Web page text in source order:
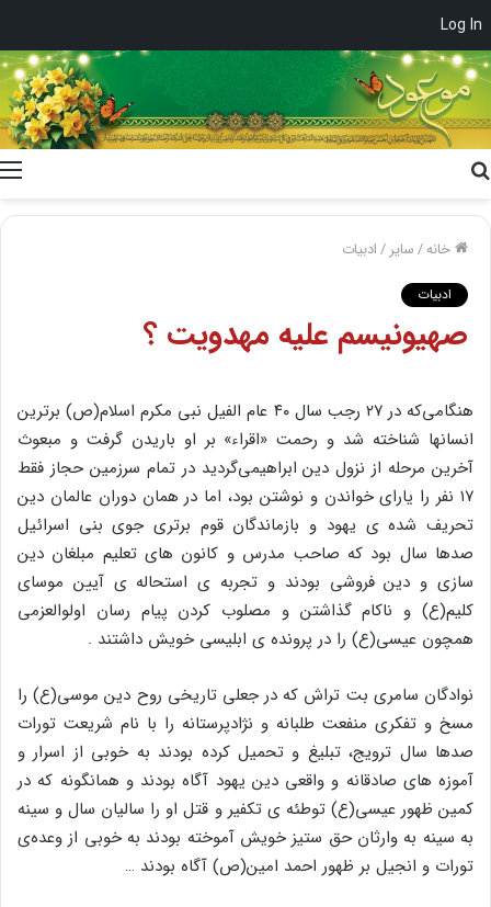
Log In
خانه/سایر /ادبیات
ادبیات
صهیونیسم علیه مهدویت ؟
هنگامی‌که در ۲۷ رجب سال ۴۰ عام الفیل نبی مکرم اسلام(ص) برترین
انسانها شناخته شد و رحمت «اقراء» بر او باریدن گرفت و مبعوث
آخرین مرحله از نزول دین ابراهیمی‌گردید در تمام سرزمین حجاز فقط
۱۷ نفر را یارای خواندن و نوشتن بود، اما در همان دوران عالمان دین
تحریف شده ی یهود و بازماندگان قوم برتری جوی بنی اسرائیل
صدها سال بود که صاحب مدرس و کانون های تعلیم مبلغان دین
سازی و دین فروشی بودند و تجربه ی استحاله ی آیین موسای
کلیم(ع) و ناکام گذاشتن و مصلوب کردن پیام رسان اولوالعزمی
همچون عیسی(ع) را در پرونده ی ابلیسی خویش داشتند .
نوادگان سامری بت تراش که در جعلی تاریخی روح دین موسی(ع) را
مسخ و تفکری منفعت طلبانه و نژادپرستانه را با نام شریعت تورات
صدها سال ترویج، تبلیغ و تحمیل کرده بودند به خوبی از اسرار و
آموزه های صادقانه و واقعی دین یهود آگاه بودند و همانگونه که در
کمین ظهور عیسی(ع) توطئه ی تکفیر و قتل او را سالیان سال و سینه
به سینه به وارثان حق ستیز خویش آموخته بودند به خوبی از وعده‌ی
تورات و انجیل بر ظهور احمد امین(ص) آگاه بودند …